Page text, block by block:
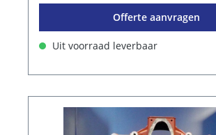
Offerte aanvragen
Uit voorraad leverbaar